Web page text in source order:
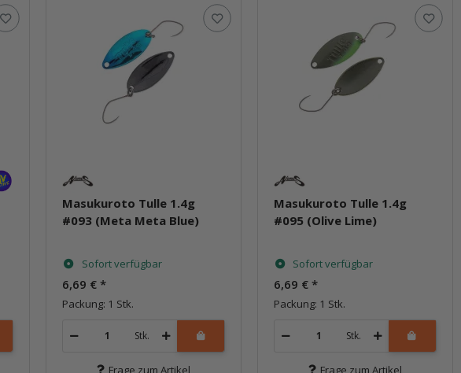
Masukuroto Tulle 1.4g
#093 (Meta Meta Blue)
Sofort verfügbar
6,69 €*
Packung: 1 Stk.
Stk.
Frage zum Artikel
Masukuroto Tulle 1.4g
#095 (Olive Lime)
Sofort verfügbar
6,69 €*
Packung: 1 Stk.
Stk.
Frage zum Artikel